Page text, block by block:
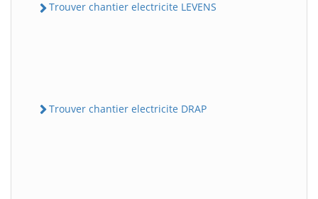
Trouver chantier electricite LEVENS
Trouver chantier electricite DRAP